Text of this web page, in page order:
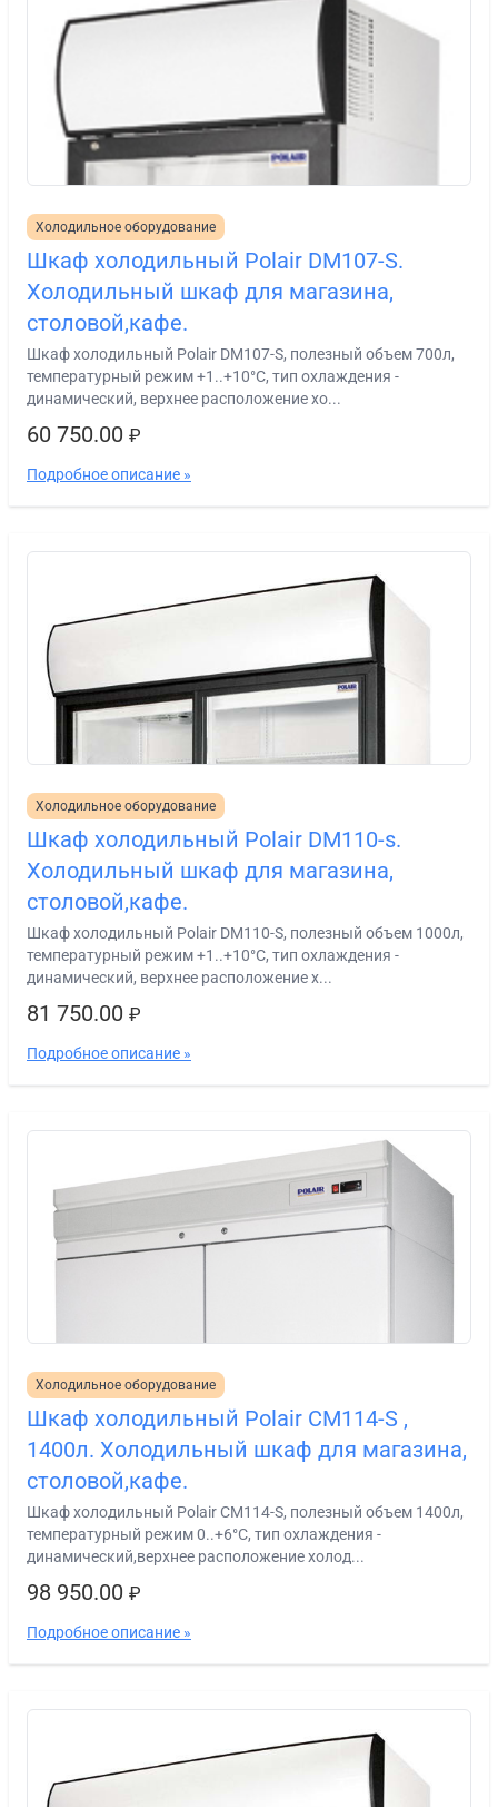
Холодильное оборудование
Шкаф холодильный Polair DM107-S.
Холодильный шкаф для магазина,
столовой,кафе.
Шкаф холодильный Polair DМ107-S, полезный объем 700л,
температурный режим +1..+10°С, тип охлаждения -
динамический, верхнее расположение хо...
60 750.00 ₽
Подробное описание »
Холодильное оборудование
Шкаф холодильный Polair DM110-s.
Холодильный шкаф для магазина,
столовой,кафе.
Шкаф холодильный Polair DМ110-S, полезный объем 1000л,
температурный режим +1..+10°С, тип охлаждения -
динамический, верхнее расположение х...
81 750.00 ₽
Подробное описание »
Холодильное оборудование
Шкаф холодильный Polair СМ114-S ,
1400л. Холодильный шкаф для магазина,
столовой,кафе.
Шкаф холодильный Polair СМ114-S, полезный объем 1400л,
температурный режим 0..+6°С, тип охлаждения -
динамический,верхнее расположение холод...
98 950.00 ₽
Подробное описание »